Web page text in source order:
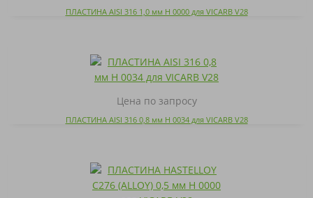
ПЛАСТИНА AISI 316 1,0 мм H 0000 для VICARB V28
Цена по запросу
ПЛАСТИНА AISI 316 0,8 мм H 0034 для VICARB V28